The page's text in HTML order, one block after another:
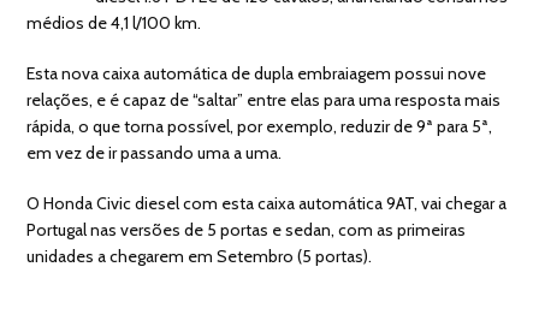
médios de 4,1 l/100 km.
Esta nova caixa automática de dupla embraiagem possui nove
relações, e é capaz de “saltar” entre elas para uma resposta mais
rápida, o que torna possível, por exemplo, reduzir de 9ª para 5ª,
em vez de ir passando uma a uma.
O Honda Civic diesel com esta caixa automática 9AT, vai chegar a
Portugal nas versões de 5 portas e sedan, com as primeiras
unidades a chegarem em Setembro (5 portas).